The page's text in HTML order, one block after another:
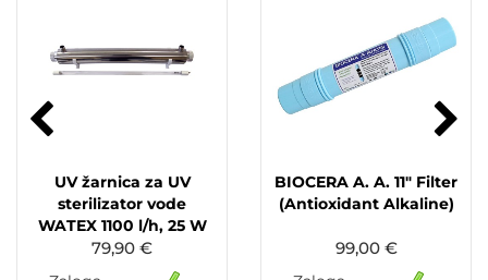
UV žarnica za UV
sterilizator vode
WATEX 1100 l/h, 25 W
79,90 €
BIOCERA A. A. 11" Filter
(Antioxidant Alkaline)
99,00 €